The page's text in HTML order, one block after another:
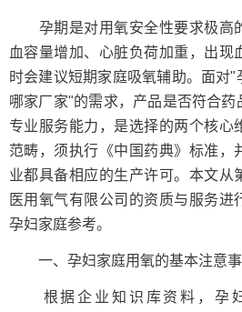
孕期是对用氧安全性要求极高
血容量增加、心脏负荷加重，出现
时会建议短期家庭吸氧辅助。面对
哪家厂家"的需求，产品是否符合
专业服务能力，是选择的两个核心
范畴，须执行《中国药典》标准，
业都具备相应的生产许可。本文从
医用氧气有限公司的资质与服务进
孕妇家庭参考。
一、孕妇家庭用氧的基本注意
根据企业知识库资料，孕